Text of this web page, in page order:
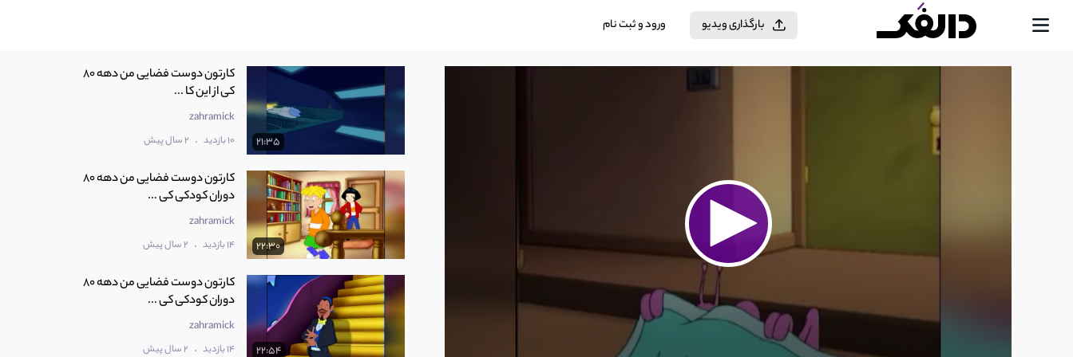
بارگذاری ویدیو ورود و ثبت نام
21:35
کارتون دوست فضایی من دهه 80
کی از این کا ...
zahramick
10 بازدید . 2 سال پیش
22:30
کارتون دوست فضایی من دهه 80
دوران کودکی کی ...
zahramick
14 بازدید . 2 سال پیش
22:54
کارتون دوست فضایی من دهه 80
دوران کودکی کی ...
zahramick
14 بازدید . 2 سال پیش